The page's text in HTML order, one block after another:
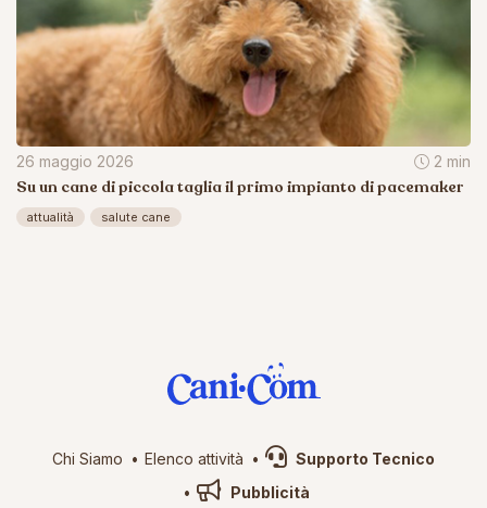
26 maggio 2026 2 min
Su un cane di piccola taglia il primo impianto di pacemaker
attualità salute cane
Chi Siamo Elenco attività
Supporto Tecnico
Pubblicità